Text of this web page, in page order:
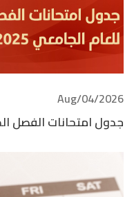
2026/Aug/04
جدول امتحانات الفصل